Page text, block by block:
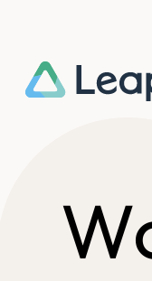
サービス紹
一過性の広告に